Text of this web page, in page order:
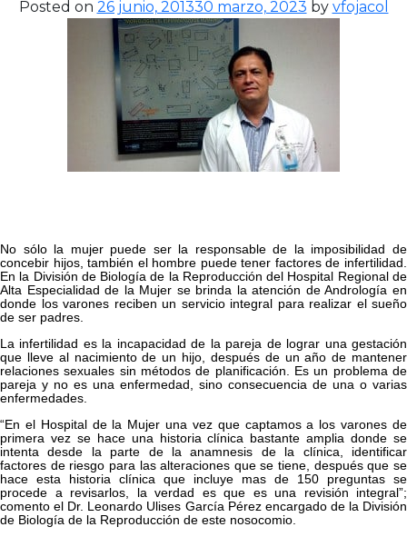
Posted on 26 junio, 201330 marzo, 2023 by vfojacol
No sólo la mujer puede ser la responsable de la imposibilidad de
concebir hijos, también el hombre puede tener factores de infertilidad.
En la División de Biología de la Reproducción del Hospital Regional de
Alta Especialidad de la Mujer se brinda la atención de Andrología en
donde los varones reciben un servicio integral para realizar el sueño
de ser padres.
La infertilidad es la incapacidad de la pareja de lograr una gestación
que lleve al nacimiento de un hijo, después de un año de mantener
relaciones sexuales sin métodos de planificación. Es un problema de
pareja y no es una enfermedad, sino consecuencia de una o varias
enfermedades.
“En el Hospital de la Mujer una vez que captamos a los varones de
primera vez se hace una historia clínica bastante amplia donde se
intenta desde la parte de la anamnesis de la clínica, identificar
factores de riesgo para las alteraciones que se tiene, después que se
hace esta historia clínica que incluye mas de 150 preguntas se
procede a revisarlos, la verdad es que es una revisión integral”;
comento el Dr. Leonardo Ulises García Pérez encargado de la División
de Biología de la Reproducción de este nosocomio.